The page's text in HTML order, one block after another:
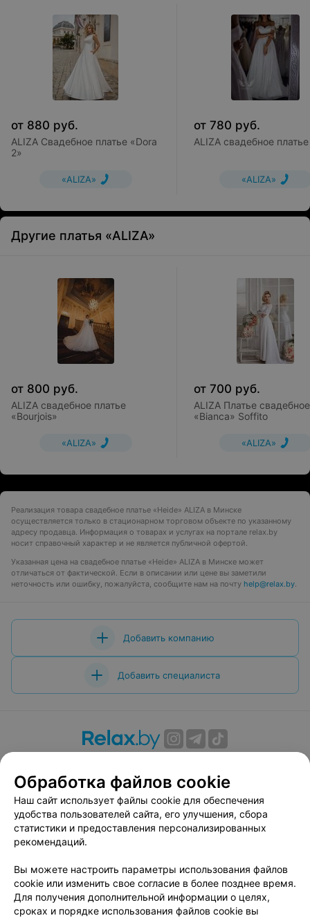
от 880 руб.
ALIZA Свадебное платье «Dora
2»
«ALIZA»
от 780 руб.
ALIZA свадебное
«ALIZA»
Другие платья «ALIZA»
от 800 руб.
ALIZA свадебное платье
«Bourjois»
«ALIZA»
от 700 руб.
ALIZA Платье свадебное
«Bianca» Soffito
«ALIZA»
Реализация товара свадебное платье «Heide» ALIZA в Минске
осуществляется только в стационарном торговом объекте по указанному
адресу продавца. Информация о товарах и услугах на портале relax.by
носит справочный характер и не является публичной офертой.
Указанная цена на свадебное платье «Heide» ALIZA в Минске может
отличаться от фактической. Если в описании или цене вы заметили
неточность или ошибку, пожалуйста, сообщите нам на почту help@relax.by.
Добавить компанию
Добавить специалиста
Вакансии
Публичный договор
Способы оплаты
Публичный договор по использованию сервиса
«Афиша»
Пользовательское соглашение
Связаться по вопросам сотрудничества
Написать руководителю relax.by
Персональные настройки cookie
Обработка файлов cookie
Наш сайт использует файлы cookie для обеспечения
удобства пользователей сайта, его улучшения, сбора
статистики и предоставления персонализированных
рекомендаций.
Вы можете настроить параметры использования файлов
cookie или изменить свое согласие в более позднее время.
Для получения дополнительной информации о целях,
сроках и порядке использования файлов cookie вы